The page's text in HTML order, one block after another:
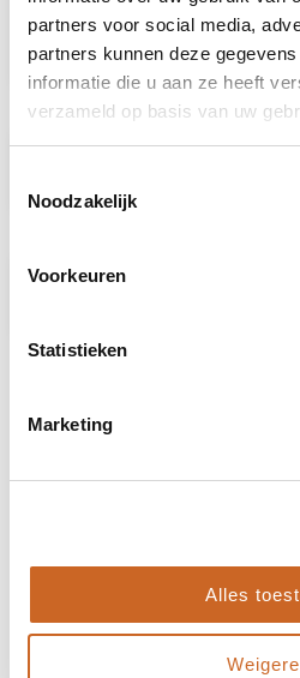
partners voor social media,
partners kunnen deze
informatie die u aan ze heeft
verzameld op basis van uw
Noodzakelijk
Voorkeuren
Statistieken
Marketing
Alles
weight • Weight UK5
34/26 mm • Drop 8 mm
Prijsspecificaties